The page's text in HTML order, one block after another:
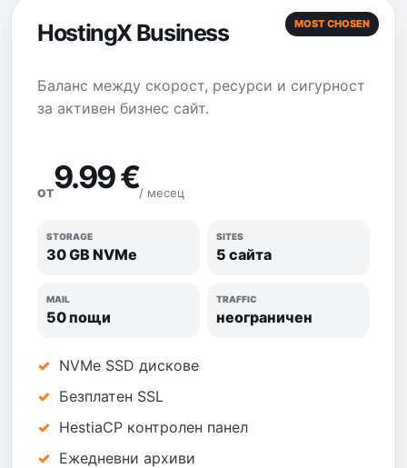
MOST CHOSEN
HostingX Business
Баланс между скорост, ресурси и сигурност
за активен бизнес сайт.
ОТ9.99 €/ месец
STORAGE
30 GB NVMe
SITES
5 сайта
MAIL
50 пощи
TRAFFIC
неограничен
NVMe SSD дискове
Безплатен SSL
HestiaCP контролен панел
Ежедневни архиви